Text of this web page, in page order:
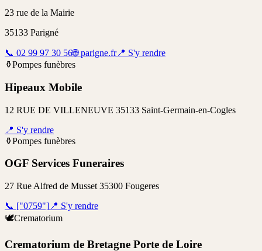
23 rue de la Mairie
35133 Parigné
📞 02 99 97 30 56🌐 parigne.fr📍 S'y rendre
⚱️Pompes funèbres
Hipeaux Mobile
12 RUE DE VILLENEUVE 35133 Saint-Germain-en-Cogles
📍 S'y rendre
⚱️Pompes funèbres
OGF Services Funeraires
27 Rue Alfred de Musset 35300 Fougeres
📞 ["0759"] 📍 S'y rendre
🕊️Crematorium
Crematorium de Bretagne Porte de Loire